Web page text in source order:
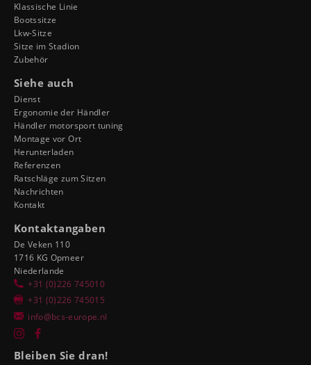
Klassische Linie
Bootssitze
Lkw-Sitze
Sitze im Stadion
Zubehör
Siehe auch
Dienst
Ergonomie der Händler
Händler motorsport tuning
Montage vor Ort
Herunterladen
Referenzen
Ratschläge zum Sitzen
Nachrichten
Kontakt
Kontaktangaben
De Veken 110
1716 KG Opmeer
Niederlande
+31 (0)226 745010
+31 (0)226 745015
info@bcs-europe.nl
Bleiben Sie dran!